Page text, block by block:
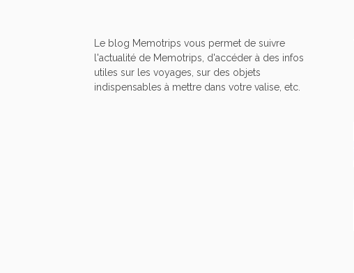
Le blog Memotrips vous permet de suivre
l'actualité de Memotrips, d'accéder à des infos
utiles sur les voyages, sur des objets
indispensables à mettre dans votre valise, etc.